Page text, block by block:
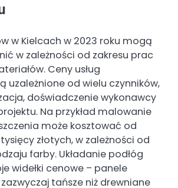
w Kielcach w 2023 roku mogą
w zależności od zakresu prac
Ceny usług
uzależnione od wielu czynników,
doświadczenie wykonawcy
Na przykład malowanie
może kosztować od
złotych, w zależności od
farby. Układanie podłóg
widełki cenowe – panele
tańsze niż drewniane